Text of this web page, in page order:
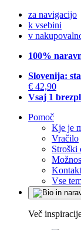
za navigacijo
k vsebini
v
100%
Slovenija:
€ 42,90
Vsaj 1
Pomoč
Kje je
Vračilo
Stroški
Kontakt
Vse
Več